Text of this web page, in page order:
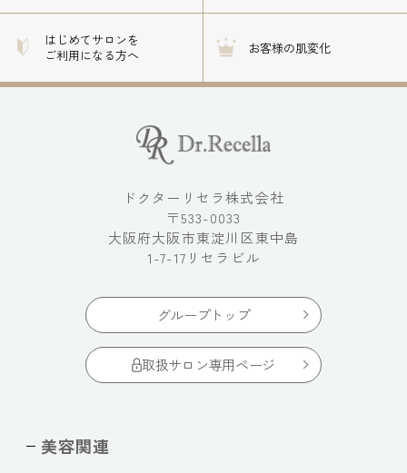
はじめてサロンを
ご利用になる方へ
お客様の肌変化
ドクターリセラ株式会社
〒533-0033
大阪府大阪市東淀川区東中島
1-7-17リセラビル
グループトップ
取扱サロン専用ページ
美容関連